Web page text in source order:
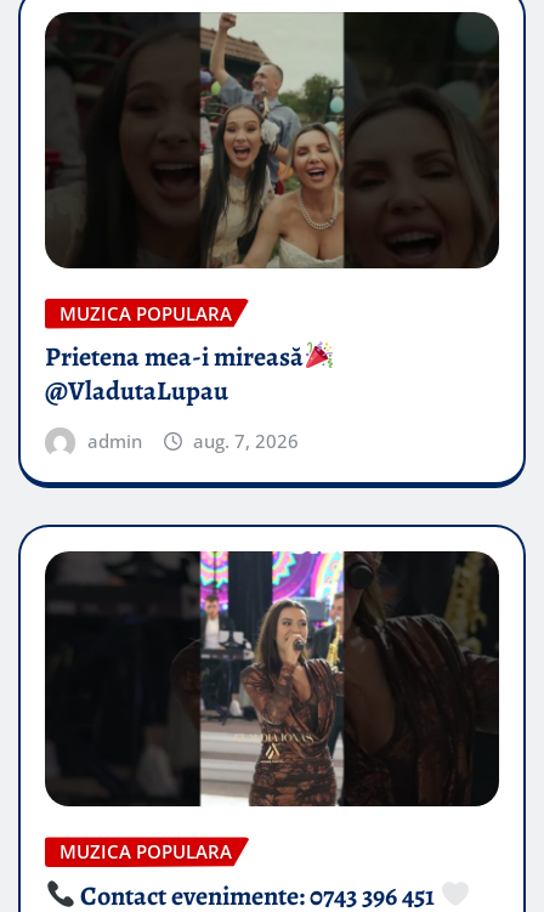
MUZICA POPULARA
Prietena mea-i mireasă​
@VladutaLupau
admin aug. 7, 2026
MUZICA POPULARA
Contact evenimente: 0743 396 451